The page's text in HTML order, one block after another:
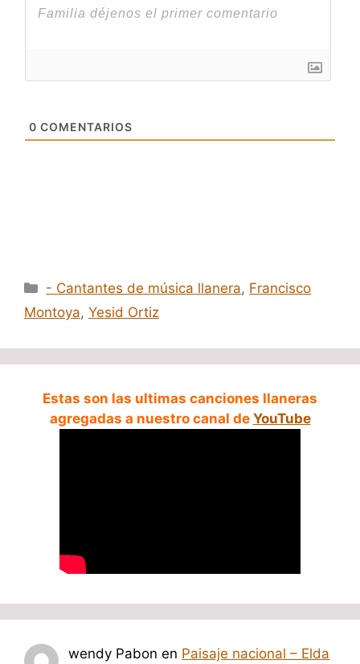
0 COMENTARIOS
Categorías
- Cantantes de música llanera, Francisco
Montoya, Yesid Ortiz
Estas son las ultimas canciones llaneras
agregadas a nuestro canal de YouTube
wendy Pabon en Paisaje nacional – Elda